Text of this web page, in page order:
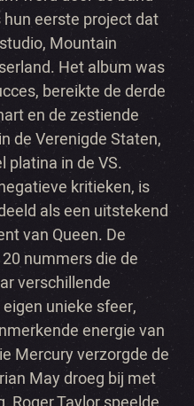
eerste project dat
Mountain
Het album was
bereikte de derde
en de zestiende
de Verenigde Staten,
platina in de VS.
kritieken, is
als een uitstekend
van Queen. De
nummers die de
verschillende
unieke sfeer,
energie van
Mercury verzorgde de
May droeg bij met